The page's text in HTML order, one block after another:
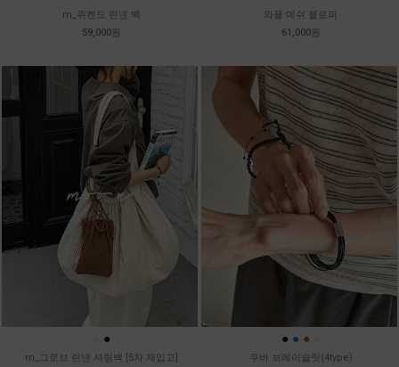
m_위켄드 린넨 백
59,000원
와플 메쉬 블로퍼
61,000원
●
m_그로브 린넨 셔링백 [5차 재입고]
● ● ●
쿠바 브레이슬릿(4type)